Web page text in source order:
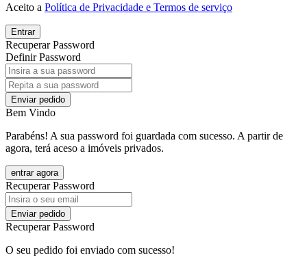
Aceito a Política de Privacidade e Termos de serviço
Entrar
Recuperar Password
Definir Password
Enviar pedido
Bem Vindo
Parabéns! A sua password foi guardada com sucesso. A partir de
agora, terá aceso a imóveis privados.
entrar agora
Recuperar Password
Enviar pedido
Recuperar Password
O seu pedido foi enviado com sucesso!